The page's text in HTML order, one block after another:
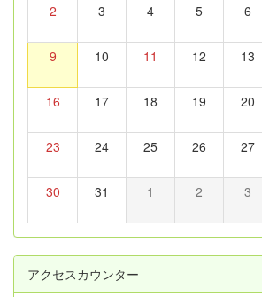
2 3 4 5 6
9 10 11 12 13
16 17 18 19 20
23 24 25 26 27
30 31 1 2 3
アクセスカウンター